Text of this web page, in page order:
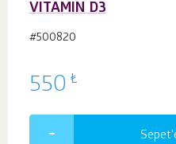
VITAMIN D3
#500820
550 ₺